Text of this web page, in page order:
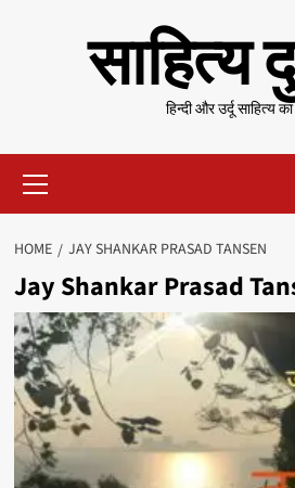
साहित्य
हिन्दी और उर्दू साहित्य
Menu
HOME JAY SHANKAR PRASAD TANSEN
Jay Shankar Prasad